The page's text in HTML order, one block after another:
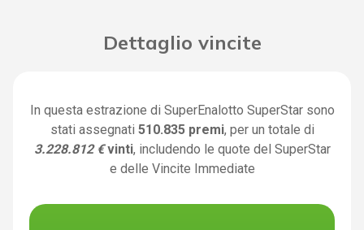
Dettaglio vincite
In questa estrazione di SuperEnalotto SuperStar sono
stati assegnati 510.835 premi, per un totale di
3.228.812 € vinti, includendo le quote del SuperStar
e delle Vincite Immediate